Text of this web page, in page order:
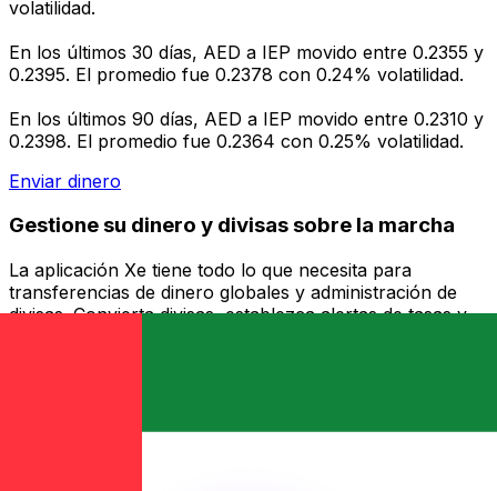
volatilidad.
En los últimos 30 días, AED a IEP movido entre 0.2355 y
0.2395. El promedio fue 0.2378 con 0.24% volatilidad.
En los últimos 90 días, AED a IEP movido entre 0.2310 y
0.2398. El promedio fue 0.2364 con 0.25% volatilidad.
Enviar dinero
Gestione su dinero y divisas sobre la marcha
La aplicación Xe tiene todo lo que necesita para
transferencias de dinero globales y administración de
divisas. Convierta divisas, establezca alertas de tasas y